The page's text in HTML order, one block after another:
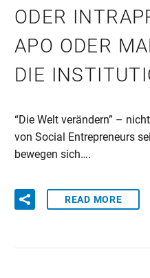
ODER
APO ODER
DIE
“Die Welt verändern” –
von Social Entrepreneurs
bewegen sich….
READ MORE